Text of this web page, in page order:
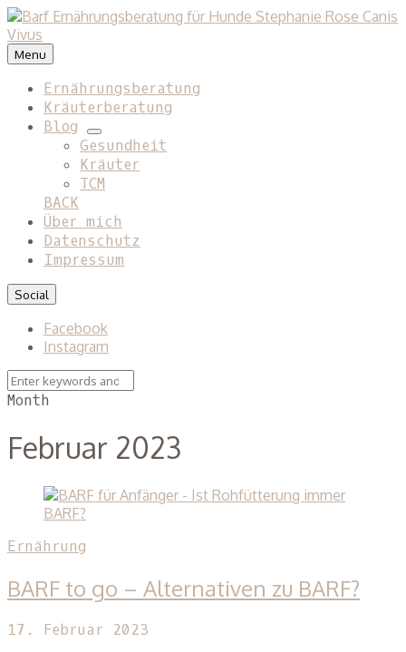
Menu
Ernährungsberatung
Kräuterberatung
Blog
expand
child
menu
Gesundheit
Kräuter
TCM
BACK
Über mich
Datenschutz
Impressum
Social
Facebook
Instagram
Search
Search
for:
Month
Februar 2023
Ernährung
BARF to go – Alternativen zu BARF?
17. Februar 2023